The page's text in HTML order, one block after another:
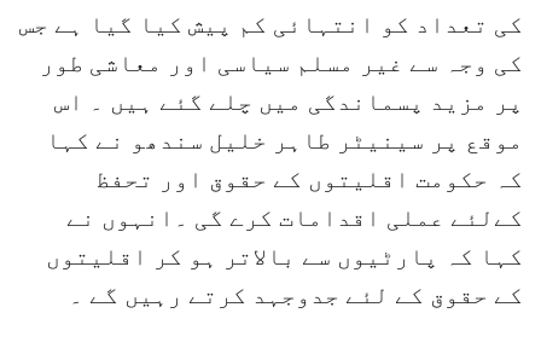
کی تعداد کو انتہائی کم پیش کیا گیا ہے جس
کی وجہ سے غیر مسلم سیاسی اور معاشی طور
پر مزید پسماندگی میں چلے گئے ہیں ۔ اس
موقع پر سینیٹر طاہر خلیل سندھو نے کہا
کہ حکومت اقلیتوں کے حقوق اور تحفظ
کےلئے عملی اقدامات کرے گی ۔انہوں نے
کہا کہ پارٹیوں سے بالاتر ہو کر اقلیتوں
کے حقوق کے لئے جدوجہد کرتے رہیں گے ۔